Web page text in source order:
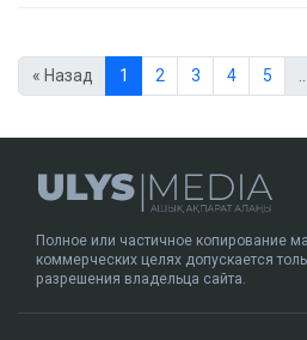
« Назад 1 2 3 4 5 …
Полное или частичное копирование
коммерческих целях допускается
разрешения владельца сайта.